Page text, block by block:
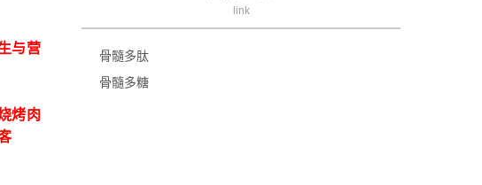
与营
烤肉
link
骨髓多肽
骨髓多糖